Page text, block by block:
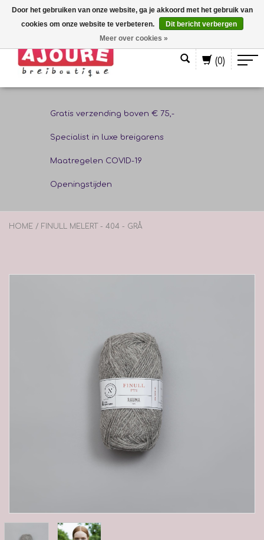
(0)
Gratis verzending boven € 75,-
Specialist in luxe breigarens
Maatregelen COVID-19
Openingstijden
HOME / FINULL MELERT - 404 - GRÅ
Door het gebruiken van onze website, ga je akkoord met het gebruik van
cookies om onze website te verbeteren.
Dit bericht verbergen
Meer over cookies »